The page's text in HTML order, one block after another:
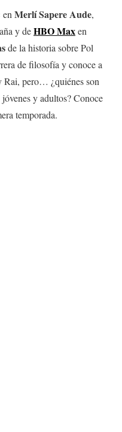
en Merlí Sapere Aude,
y deHBO Maxen
de la historia sobre Pol
de filosofía y conoce a
Rai, pero… ¿quiénes son
y adultos? Conoce
temporada.